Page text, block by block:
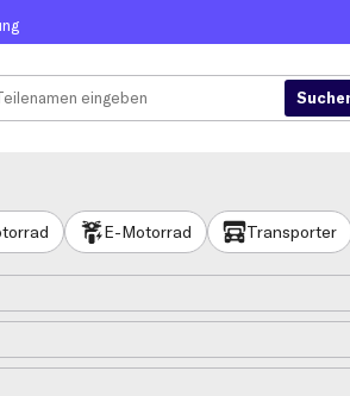
E-Motorrad Transporter